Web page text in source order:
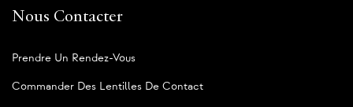
Nous Contacter
Prendre Un Rendez-Vous
Commander Des Lentilles De Contact